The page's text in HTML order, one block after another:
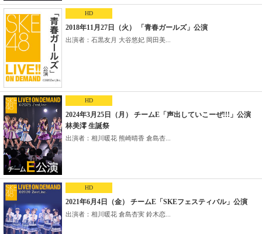
HD
2018年11月27日（火） 「青春ガールズ」公演
出演者：石黒友月 大谷悠妃 岡田美...
HD
2024年3月25日（月） チームE「声出していこーぜ!!!」公演
林美澪 生誕祭
出演者：相川暖花 熊崎晴香 倉島杏...
HD
2021年6月4日（金） チームE「SKEフェスティバル」公演
出演者：相川暖花 倉島杏実 鈴木恋...